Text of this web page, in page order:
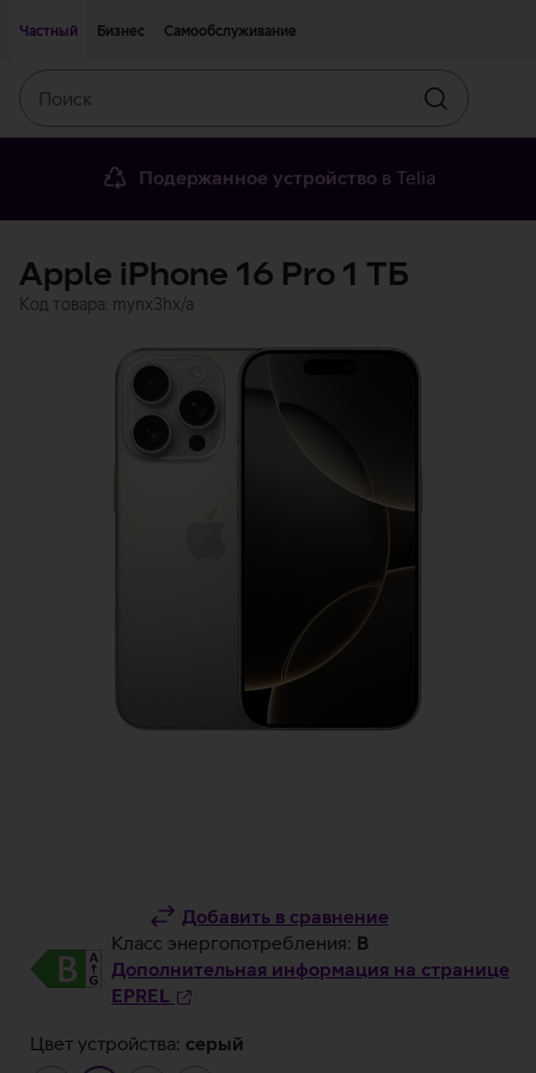
Частный
Бизнес Самообслуживание
Искать
Подержанное устройство в Telia
Apple iPhone 16 Pro 1 ТБ
Код товара: mynx3hx/a
Добавить в сравнение
Класс энергопотребления: B
Дополнительная информация на странице
EPREL
Цвет устройства: серый